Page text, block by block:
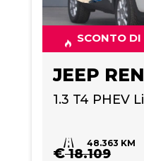
SCONTO
JEEP
1.3 T4 PHEV
48.363 KM
€18.109